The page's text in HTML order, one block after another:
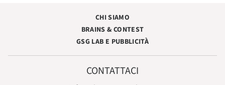
CHI SIAMO
BRAINS & CONTEST
GSG LAB E PUBBLICITÀ
CONTATTACI